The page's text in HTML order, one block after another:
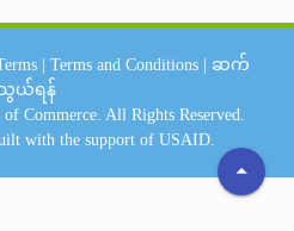
arrow_drop_up
Terms and Conditions
ဆက်
ယ်ရန်
Commerce. All Rights Reserved.
with the support of USAID.